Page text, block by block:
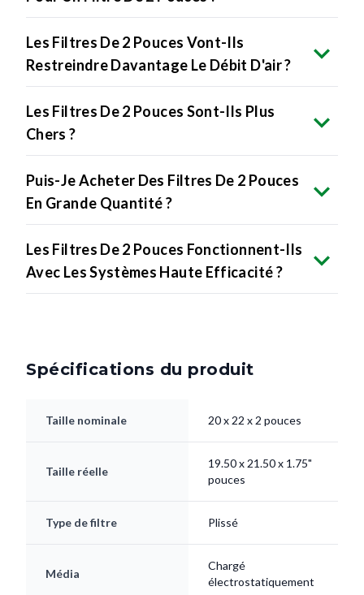
Les Filtres De 2 Pouces Vont-Ils
Restreindre Davantage Le Débit D'air ?
Les Filtres De 2 Pouces Sont-Ils Plus
Chers ?
Puis-Je Acheter Des Filtres De 2 Pouces
En Grande Quantité ?
Les Filtres De 2 Pouces Fonctionnent-Ils
Avec Les Systèmes Haute Efficacité ?
Spécifications du produit
Taille nominale 20 x 22 x 2 pouces
Taille réelle
19.50 x 21.50 x 1.75"
pouces
Type de filtre Plissé
Média
Chargé
électrostatiquement